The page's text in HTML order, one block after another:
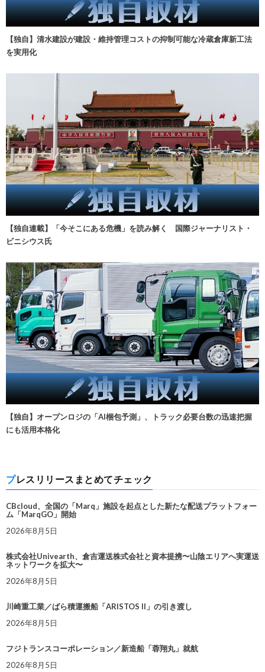
【独自】清水建設が建設・維持管理コストの抑制可能な冷蔵倉庫新工法
を実用化
【独自連載】「今そこにある危機」を読み解く 国際ジャーナリスト・
ビニシウス氏
【独自】オープンロジの「AI梱包予測」、トラック必要台数の迅速把握
にも活用本格化
プレスリリースまとめてチェック
CBcloud、全国の「Marq」施設を起点とした新たな配送プラットフォー
ム「MarqGO」開始
2026年8月5日
株式会社Univearth、倉吉運送株式会社と資本提携〜山陰エリアへ実運送
ネットワークを拡大〜
2026年8月5日
川崎重工業／ばら積運搬船「ARISTOS II」の引き渡し
2026年8月5日
フジトランスコーポレーション／新造船「蓉翔丸」就航
2026年8月5日